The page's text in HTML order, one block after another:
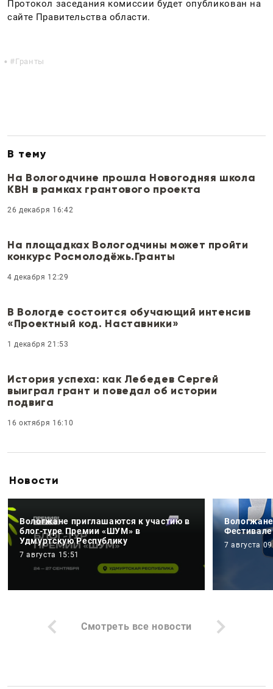
Протокол заседания комиссии будет опубликован на
сайте Правительства области.
Гранты
В тему
На Вологодчине прошла Новогодняя школа
КВН в рамках грантового проекта
26 декабря 16:42
На площадках Вологодчины может пройти
конкурс Росмолодёжь.Гранты
4 декабря 12:29
В Вологде состоится обучающий интенсив
«Проектный код. Наставники»
1 декабря 21:53
История успеха: как Лебедев Сергей
выиграл грант и поведал об истории
подвига
16 октября 16:10
Новости
Вологжане приглашаются к участию в
блог-туре Премии «ШУМ» в
Удмуртскую Республику
7 августа 15:51
7 августа
Смотреть все новости